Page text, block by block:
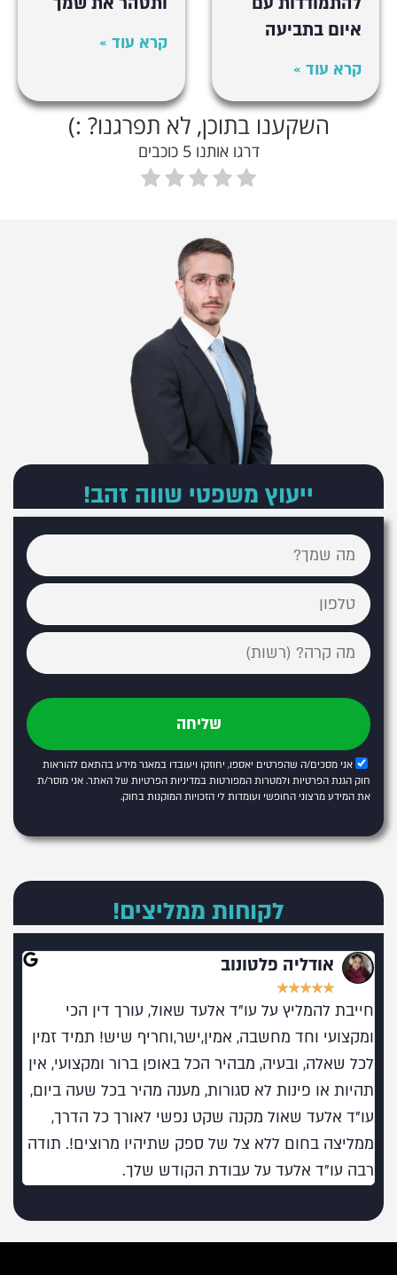
איום בתביעה
קרא עוד »
קרא עוד »
השקענו בתוכן, לא תפרגנו? :)
דרגו אותנו 5 כוכבים
ייעוץ משפטי שווה זהב!
אני מסכים/ה שהפרטים יאספו, יחוזקו ויעובדו במאגר מידע בהתאם להוראות
חוק הגנת הפרטיות ולמטרות המפורטות במדיניות הפרטיות של האתר. אני מוסר/ת
את המידע מרצוני החופשי ועומדות לי הזכויות המוקנות בחוק.
שליחה
לקוחות ממליצים!
אודליה פלטונוב
★
★
★
★
★
חייבת להמליץ על עו"ד אלעד שאול, עורך דין הכי
ומקצועי וחד מחשבה, אמין,ישר,וחריף שיש! תמיד זמין
לכל שאלה, ובעיה, מבהיר הכל באופן ברור ומקצועי, אין
תהיות או פינות לא סגורות, מענה מהיר בכל שעה ביום,
עו"ד אלעד שאול מקנה שקט נפשי לאורך כל הדרך,
ממליצה בחום ללא צל של ספק שתיהיו מרוצים!. תודה
רבה עו"ד אלעד על עבודת הקודש שלך.